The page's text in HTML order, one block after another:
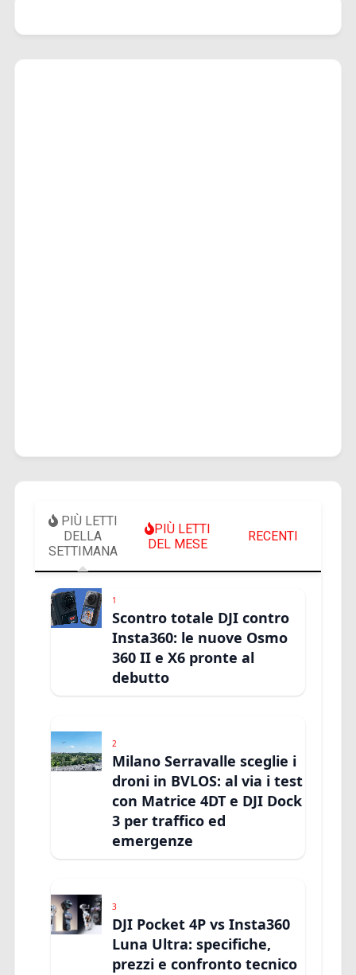
PIÙ LETTI
DELLA
SETTIMANA
PIÙ LETTI
DEL MESE
RECENTI
1
Scontro totale DJI contro
Insta360: le nuove Osmo
360 II e X6 pronte al
debutto
2
Milano Serravalle sceglie i
droni in BVLOS: al via i test
con Matrice 4DT e DJI Dock
3 per traffico ed
emergenze
3
DJI Pocket 4P vs Insta360
Luna Ultra: specifiche,
prezzi e confronto tecnico